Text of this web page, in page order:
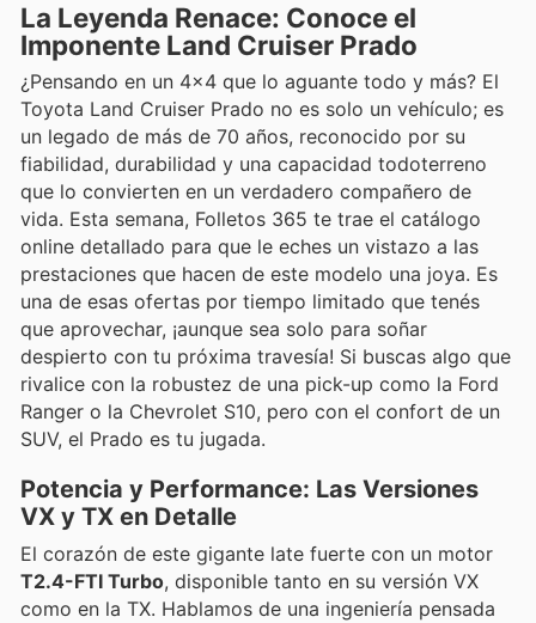
La Leyenda Renace: Conoce el
Imponente Land Cruiser Prado
¿Pensando en un 4x4 que lo aguante todo y más? El
Toyota Land Cruiser Prado no es solo un vehículo; es
un legado de más de 70 años, reconocido por su
fiabilidad, durabilidad y una capacidad todoterreno
que lo convierten en un verdadero compañero de
vida. Esta semana, Folletos 365 te trae el catálogo
online detallado para que le eches un vistazo a las
prestaciones que hacen de este modelo una joya. Es
una de esas ofertas por tiempo limitado que tenés
que aprovechar, ¡aunque sea solo para soñar
despierto con tu próxima travesía! Si buscas algo que
rivalice con la robustez de una pick-up como la Ford
Ranger o la Chevrolet S10, pero con el confort de un
SUV, el Prado es tu jugada.
Potencia y Performance: Las Versiones
VX y TX en Detalle
El corazón de este gigante late fuerte con un motor
T2.4-FTI Turbo, disponible tanto en su versión VX
como en la TX. Hablamos de una ingeniería pensada